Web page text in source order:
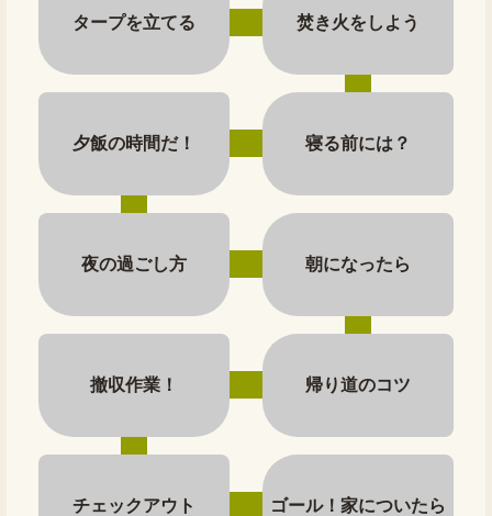
タープを立てる 焚き火をしよう
夕飯の時間だ！ 寝る前には？
夜の過ごし方 朝になったら
撤収作業！ 帰り道のコツ
チェックアウト ゴール！家についたら